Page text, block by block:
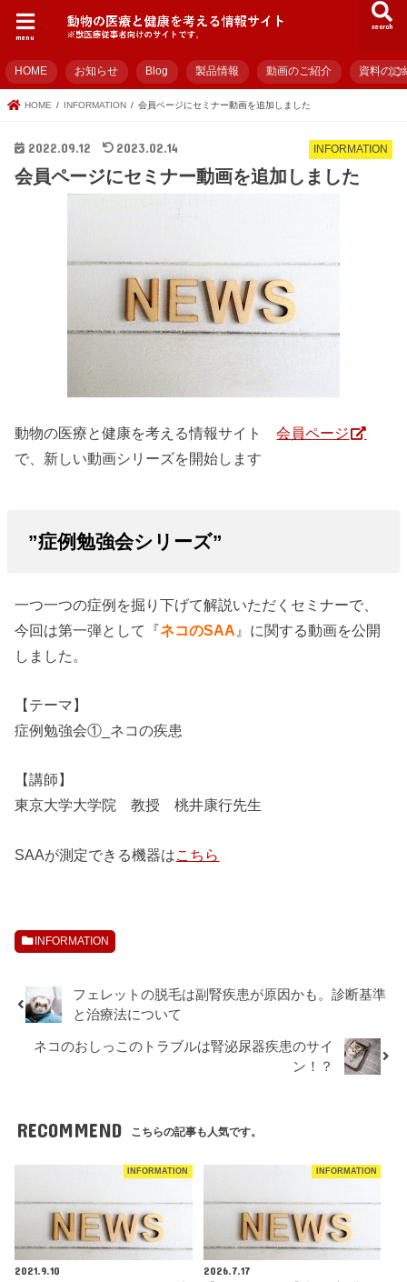
search
menu
HOME お知らせ Blog 製品情報 動画のご紹介 資料のご
HOME INFORMATION 会員ページにセミナー動画を追加しました
INFORMATION
2022.09.12 2023.02.14
会員ページにセミナー動画を追加しました
動物の医療と健康を考える情報サイト会員ページ
で、新しい動画シリーズを開始します
”症例勉強会シリーズ”
一つ一つの症例を掘り下げて解説いただくセミナーで、
今回は第一弾として『ネコのSAA 』に関する動画を公開
しました。
【テーマ】
症例勉強会①_ネコの疾患
【講師】
東京大学大学院 教授 桃井康行先生
SAAが測定できる機器はこちら
INFORMATION
フェレットの脱毛は副腎疾患が原因かも。診断基準
と治療法について
ネコのおしっこのトラブルは腎泌尿器疾患のサイ
ン！？
RECOMMEND こちらの記事も人気です。
INFORMATION
2021.9.10
INFORMATION
2026.7.17